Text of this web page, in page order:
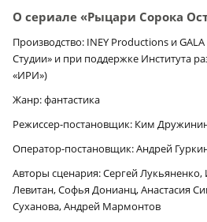
О сериале «Рыцари Сорока
Производство: INEY Productions и
Студии» и при поддержке Института
«ИРИ»)
Жанр: фантастика
Режиссер-постановщик: Ким
Оператор-постановщик: Андрей
Авторы сценария: Сергей
Левитан, Софья Донианц, Анастасия
Суханова, Андрей Мармонтов